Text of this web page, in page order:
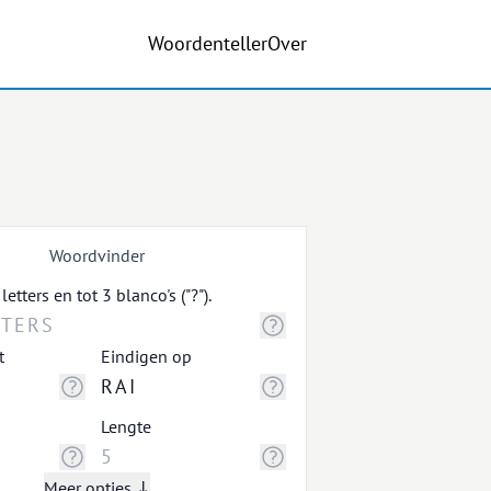
WoordentellerOver
Woordvinder
en tot 3 blanco's ("?").
Eindigen op
Lengte